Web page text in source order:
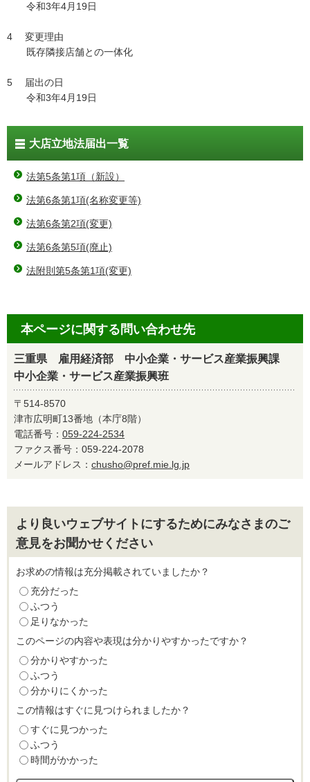
令和3年4月19日
4 変更理由
既存隣接店舗との一体化
5 届出の日
令和3年4月19日
大店立地法届出一覧
法第5条第1項（新設）
法第6条第1項(名称変更等)
法第6条第2項(変更)
法第6条第5項(廃止)
法附則第5条第1項(変更)
本ページに関する問い合わせ先
三重県 雇用経済部 中小企業・サービス産業振興課
中小企業・サービス産業振興班
〒514-8570
津市広明町13番地（本庁8階）
電話番号： 059-224-2534
ファクス番号：059-224-2078
メールアドレス： chusho@pref.mie.lg.jp
より良いウェブサイトにするためにみなさまのご
意見をお聞かせください
お求めの情報は充分掲載されていましたか？
充分だった
ふつう
足りなかった
このページの内容や表現は分かりやすかったですか？
分かりやすかった
ふつう
分かりにくかった
この情報はすぐに見つけられましたか？
すぐに見つかった
ふつう
時間がかかった